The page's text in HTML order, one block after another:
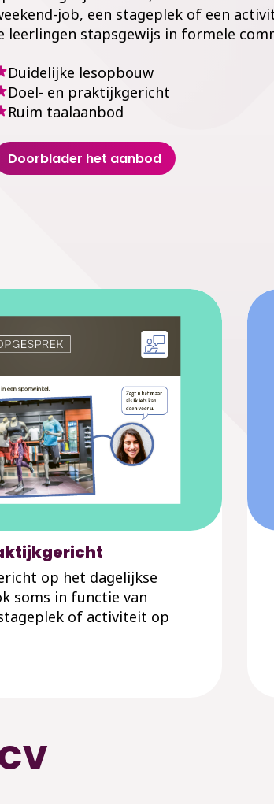
job, een stageplek of een
leerlingen stapsgewijs in formele
Duidelijke lesopbouw
Doel- en praktijkgericht
Ruim taalaanbod
Doorblader het aanbod
op het dagelijkse
soms in functie van
of activiteit op